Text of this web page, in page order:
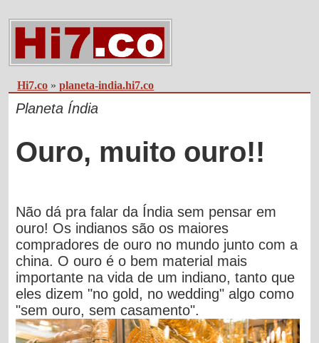
Hi7.co »planeta-india.hi7.co
Planeta Índia
Ouro, muito ouro!!
Não dá pra falar da Índia sem pensar em
ouro! Os indianos são os maiores
compradores de ouro no mundo junto com a
china. O ouro é o bem material mais
importante na vida de um indiano, tanto que
eles dizem "no gold, no wedding" algo como
"sem ouro, sem casamento".